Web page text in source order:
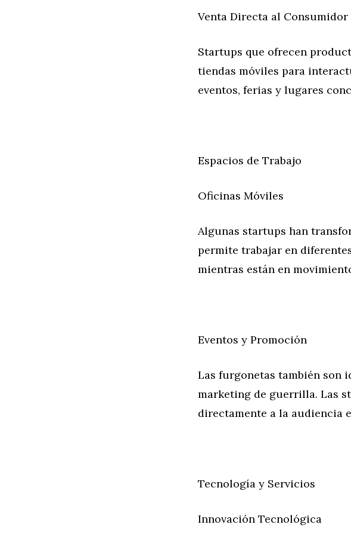
Venta Directa al Consumidor
Startups que ofrecen
tiendas móviles para
eventos, ferias y lugares
Espacios de Trabajo
Oficinas Móviles
Algunas startups han
permite trabajar en
mientras están en
Eventos y Promoción
Las furgonetas también son
marketing de guerrilla. Las
directamente a la audiencia
Tecnología y Servicios
Innovación Tecnológica